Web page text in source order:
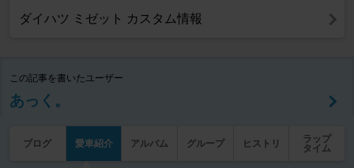
ダイハツ ミゼット カスタム情報
この記事を書いたユーザー
あっく。
ブログ 愛車紹介 アルバム グループ ヒストリ
ラップ
タイム